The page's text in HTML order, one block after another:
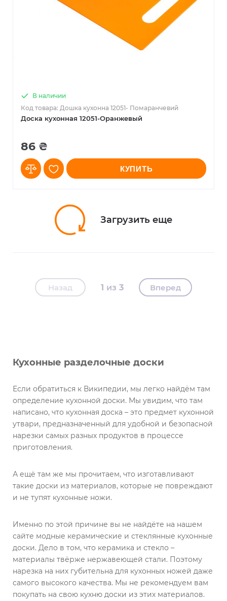
Доска кухонная 12051-Оранжевый
В наличии
Код товара: Дошка кухонна 12051- Помаранчевий
86 ₴
КУПИТЬ
Загрузить еще
Назад 1 3 Вперед
Кухонные разделочные доски
Если обратиться к Википедии, мы легко найдём там
определение кухонной доски. Мы увидим, что там
написано, что кухонная доска – это предмет кухонной
утвари, предназначенный для удобной и безопасной
нарезки самых разных продуктов в процессе
приготовления.
А ещё там же мы прочитаем, что изготавливают
такие доски из материалов, которые не повреждают
и не тупят кухонные ножи.
Именно по этой причине вы не найдёте на нашем
сайте модные керамические и стеклянные кухонные
доски. Дело в том, что керамика и стекло –
материалы твёрже нержавеющей стали. Поэтому
нарезка на них губительна для кухонных ножей даже
самого высокого качества. Мы не рекомендуем вам
покупать на свою кухню доски из этих материалов.